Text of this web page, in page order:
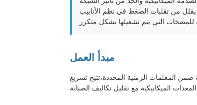
مبدأ العمل
المعلمات الزمنية المحددة،تتيح تسريع